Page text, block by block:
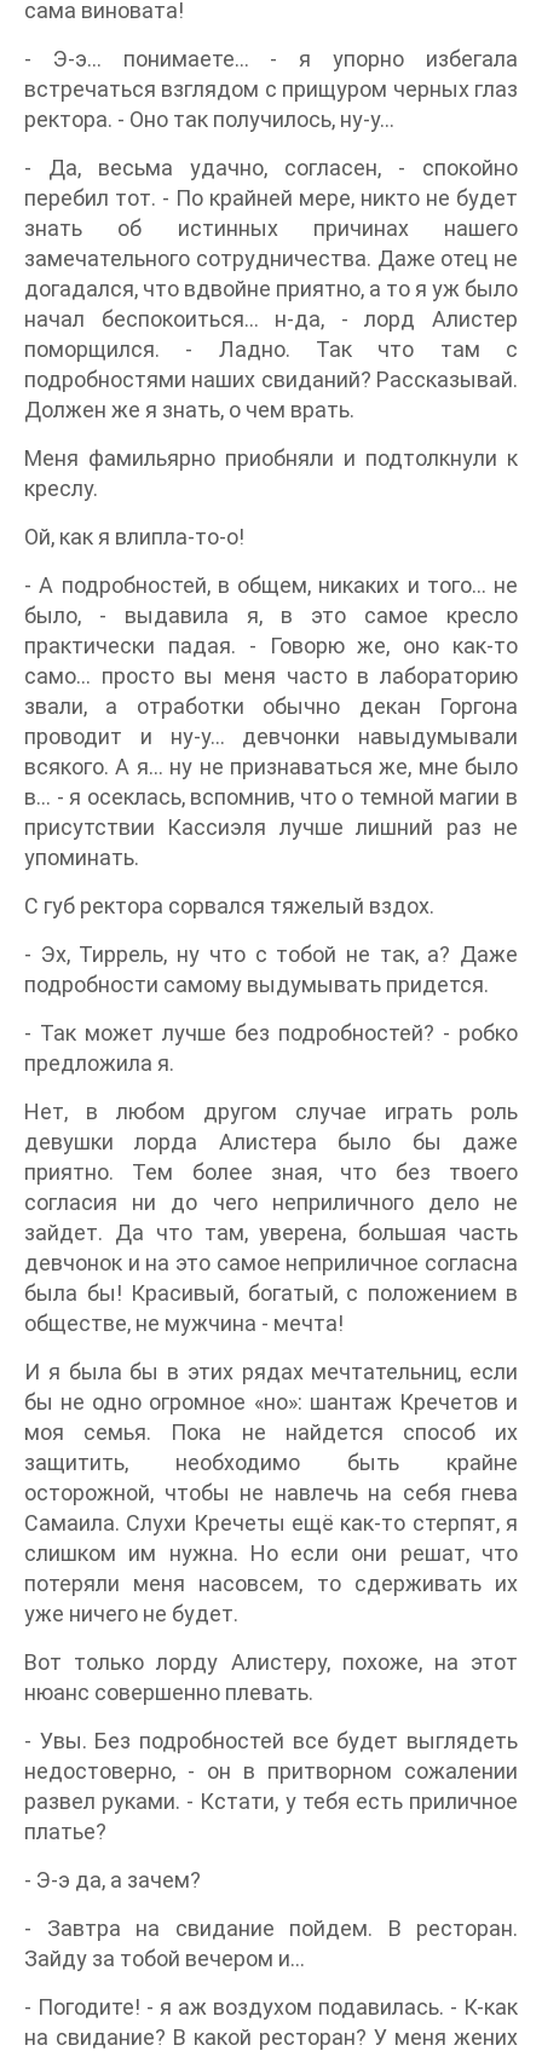
сама виновата!
- Э-э… понимаете… - я упорно избегала
встречаться взглядом с прищуром черных глаз
ректора. - Оно так получилось, ну-у…
- Да, весьма удачно, согласен, - спокойно
перебил тот. - По крайней мере, никто не будет
знать об истинных причинах нашего
замечательного сотрудничества. Даже отец не
догадался, что вдвойне приятно, а то я уж было
начал беспокоиться… н-да, - лорд Алистер
поморщился. - Ладно. Так что там с
подробностями наших свиданий? Рассказывай.
Должен же я знать, о чем врать.
Меня фамильярно приобняли и подтолкнули к
креслу.
Ой, как я влипла-то-о!
- А подробностей, в общем, никаких и того… не
было, - выдавила я, в это самое кресло
практически падая. - Говорю же, оно как-то
само… просто вы меня часто в лабораторию
звали, а отработки обычно декан Горгона
проводит и ну-у… девчонки навыдумывали
всякого. А я… ну не признаваться же, мне было
в… - я осеклась, вспомнив, что о темной магии в
присутствии Кассиэля лучше лишний раз не
упоминать.
С губ ректора сорвался тяжелый вздох.
- Эх, Тиррель, ну что с тобой не так, а? Даже
подробности самому выдумывать придется.
- Так может лучше без подробностей? - робко
предложила я.
Нет, в любом другом случае играть роль
девушки лорда Алистера было бы даже
приятно. Тем более зная, что без твоего
согласия ни до чего неприличного дело не
зайдет. Да что там, уверена, большая часть
девчонок и на это самое неприличное согласна
была бы! Красивый, богатый, с положением в
обществе, не мужчина - мечта!
И я была бы в этих рядах мечтательниц, если
бы не одно огромное «но»: шантаж Кречетов и
моя семья. Пока не найдется способ их
защитить, необходимо быть крайне
осторожной, чтобы не навлечь на себя гнева
Самаила. Слухи Кречеты ещё как-то стерпят, я
слишком им нужна. Но если они решат, что
потеряли меня насовсем, то сдерживать их
уже ничего не будет.
Вот только лорду Алистеру, похоже, на этот
нюанс совершенно плевать.
- Увы. Без подробностей все будет выглядеть
недостоверно, - он в притворном сожалении
развел руками. - Кстати, у тебя есть приличное
платье?
- Э-э да, а зачем?
- Завтра на свидание пойдем. В ресторан.
Зайду за тобой вечером и…
- Погодите! - я аж воздухом подавилась. - К-как
на свидание? В какой ресторан? У меня жених